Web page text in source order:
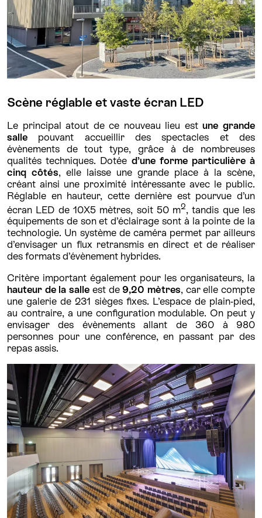
Scène réglable et vaste écran LED
Le principal atout de ce nouveau lieu estune grande
salle pouvant accueillir des spectacles et des
évènements de tout type, grâce à de nombreuses
qualités techniques. Dotée d’une forme particulière à
cinq côtés, elle laisse une grande place à la scène,
créant ainsi une proximité intéressante avec le public.
Réglable en hauteur, cette dernière est pourvue d’un
écran LED de 10X5 mètres, soit 50 m2, tandis que les
équipements de son et d’éclairage sont à la pointe de la
technologie. Un système de caméra permet par ailleurs
d’envisager un flux retransmis en direct et de réaliser
des formats d’évènement hybrides.
Critère important également pour les organisateurs, la
hauteur de la salle est de9,20 mètres, car elle compte
une galerie de 231 sièges fixes. L’espace de plain-pied,
au contraire, a une configuration modulable. On peut y
envisager des évènements allant de 360 à 980
personnes pour une conférence, en passant par des
repas assis.